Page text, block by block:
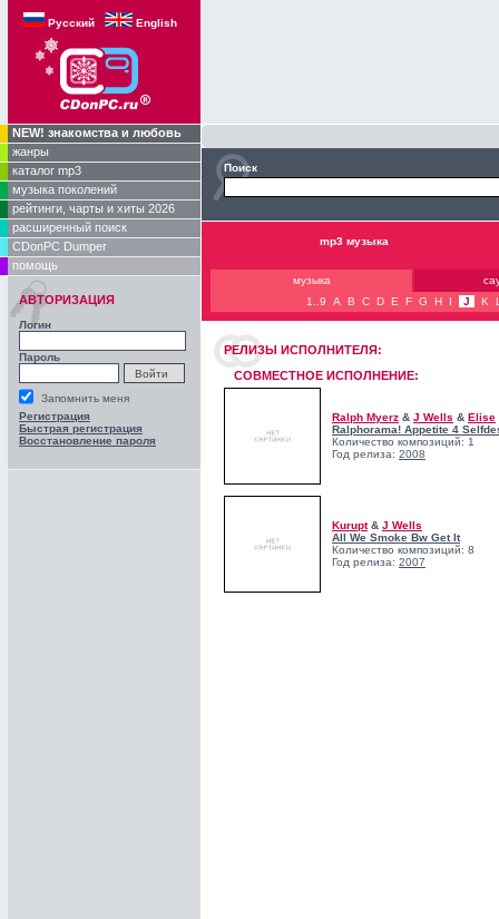
Русский English
NEW! знакомства и любовь
жанры
каталог mp3
музыка поколений
рейтинги, чарты и хиты 2026
расширенный поиск
CDonPC Dumper
помощь
АВТОРИЗАЦИЯ
Логин
Пароль
Запомнить меня
Регистрация
Быстрая регистрация
Восстановление пароля
Поиск
mp3 музыка
музыка
1..9
A B C D E F G H I J K
РЕЛИЗЫ ИCПОЛНИТЕЛЯ:
СОВМЕСТНОЕ ИСПОЛНЕНИЕ:
Ralph Myerz & J Wells & Elise
Ralphorama! Appetite 4
Количество композиций: 1
Год релиза: 2008
Kurupt& J Wells
All We Smoke Bw Get It
Количество композиций: 8
Год релиза: 2007